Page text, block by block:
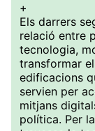
+
Els darrers
relació entre
tecnologia,
transformar
edificacions
servien per
mitjans
política. Per